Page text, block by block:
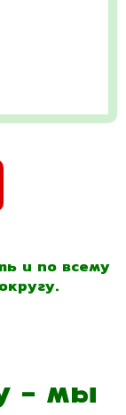
и по всему
- мы